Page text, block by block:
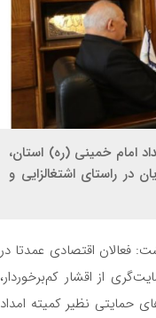
امام خمینی (ره) استان،
راستای اشتغالزایی و
فعالان اقتصادی عمدتا در
از اقشار کم‌برخوردار،
حمایتی نظیر کمیته امداد